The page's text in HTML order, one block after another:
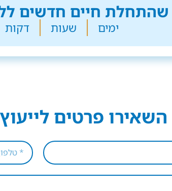
חיים חדשים
ימים שעות דקות
השאירו פרטים